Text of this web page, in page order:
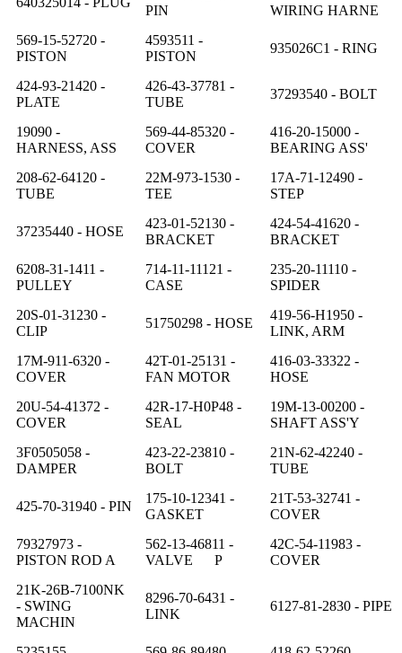
PIN
WIRING HARNE
569-15-52720 -
PISTON
4593511 -
PISTON
935026C1 - RING
424-93-21420 -
PLATE
426-43-37781 -
TUBE
37293540 - BOLT
19090 -
HARNESS, ASS
569-44-85320 -
COVER
416-20-15000 -
BEARING ASS'
208-62-64120 -
TUBE
22M-973-1530 -
TEE
17A-71-12490 -
STEP
37235440 - HOSE
423-01-52130 -
BRACKET
424-54-41620 -
BRACKET
6208-31-1411 -
PULLEY
714-11-11121 -
CASE
235-20-11110 -
SPIDER
20S-01-31230 -
CLIP
51750298 - HOSE
419-56-H1950 -
LINK, ARM
17M-911-6320 -
COVER
42T-01-25131 -
FAN MOTOR
416-03-33322 -
HOSE
20U-54-41372 -
COVER
42R-17-H0P48 -
SEAL
19M-13-00200 -
SHAFT ASS'Y
3F0505058 -
DAMPER
423-22-23810 -
BOLT
21N-62-42240 -
TUBE
425-70-31940 - PIN
175-10-12341 -
GASKET
21T-53-32741 -
COVER
79327973 -
PISTON ROD A
562-13-46811 -
VALVE P
42C-54-11983 -
COVER
21K-26B-7100NK
- SWING
MACHIN
8296-70-6431 -
LINK
6127-81-2830 - PIPE